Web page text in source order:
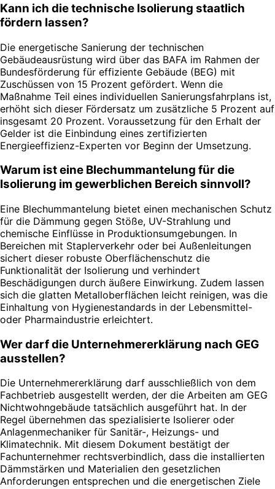
Kann ich die technische Isolierung staatlich
fördern lassen?
Die energetische Sanierung der technischen
Gebäudeausrüstung wird über das BAFA im Rahmen der
Bundesförderung für effiziente Gebäude (BEG) mit
Zuschüssen von 15 Prozent gefördert. Wenn die
Maßnahme Teil eines individuellen Sanierungsfahrplans ist,
erhöht sich dieser Fördersatz um zusätzliche 5 Prozent auf
insgesamt 20 Prozent. Voraussetzung für den Erhalt der
Gelder ist die Einbindung eines zertifizierten
Energieeffizienz-Experten vor Beginn der Umsetzung.
Warum ist eine Blechummantelung für die
Isolierung im gewerblichen Bereich sinnvoll?
Eine Blechummantelung bietet einen mechanischen Schutz
für die Dämmung gegen Stöße, UV-Strahlung und
chemische Einflüsse in Produktionsumgebungen. In
Bereichen mit Staplerverkehr oder bei Außenleitungen
sichert dieser robuste Oberflächenschutz die
Funktionalität der Isolierung und verhindert
Beschädigungen durch äußere Einwirkung. Zudem lassen
sich die glatten Metalloberflächen leicht reinigen, was die
Einhaltung von Hygienestandards in der Lebensmittel-
oder Pharmaindustrie erleichtert.
Wer darf die Unternehmererklärung nach GEG
ausstellen?
Die Unternehmererklärung darf ausschließlich von dem
Fachbetrieb ausgestellt werden, der die Arbeiten am GEG
Nichtwohngebäude tatsächlich ausgeführt hat. In der
Regel übernehmen das spezialisierte Isolierer oder
Anlagenmechaniker für Sanitär-, Heizungs- und
Klimatechnik. Mit diesem Dokument bestätigt der
Fachunternehmer rechtsverbindlich, dass die installierten
Dämmstärken und Materialien den gesetzlichen
Anforderungen entsprechen und die energetischen Ziele